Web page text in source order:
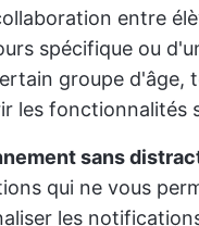
entre
spécifique ou
groupe d'âge,
les fonctionnalités
sans
qui ne vous
les